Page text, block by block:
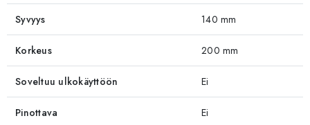
Syvyys 140 mm
Korkeus 200 mm
Soveltuu ulkokäyttöön Ei
Pinottava Ei